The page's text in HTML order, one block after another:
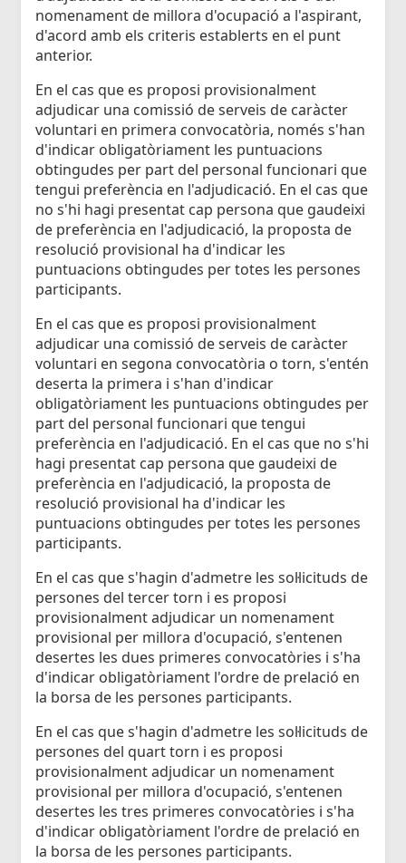
nomenament de millora d'ocupació a l'aspirant,
d'acord amb els criteris establerts en el punt
anterior.
En el cas que es proposi provisionalment
adjudicar una comissió de serveis de caràcter
voluntari en primera convocatòria, només s'han
d'indicar obligatòriament les puntuacions
obtingudes per part del personal funcionari que
tengui preferència en l'adjudicació. En el cas que
no s'hi hagi presentat cap persona que gaudeixi
de preferència en l'adjudicació, la proposta de
resolució provisional ha d'indicar les
puntuacions obtingudes per totes les persones
participants.
En el cas que es proposi provisionalment
adjudicar una comissió de serveis de caràcter
voluntari en segona convocatòria o torn, s'entén
deserta la primera i s'han d'indicar
obligatòriament les puntuacions obtingudes per
part del personal funcionari que tengui
preferència en l'adjudicació. En el cas que no s'hi
hagi presentat cap persona que gaudeixi de
preferència en l'adjudicació, la proposta de
resolució provisional ha d'indicar les
puntuacions obtingudes per totes les persones
participants.
En el cas que s'hagin d'admetre les sol·licituds de
persones del tercer torn i es proposi
provisionalment adjudicar un nomenament
provisional per millora d'ocupació, s'entenen
desertes les dues primeres convocatòries i s'ha
d'indicar obligatòriament l'ordre de prelació en
la borsa de les persones participants.
En el cas que s'hagin d'admetre les sol·licituds de
persones del quart torn i es proposi
provisionalment adjudicar un nomenament
provisional per millora d'ocupació, s'entenen
desertes les tres primeres convocatòries i s'ha
d'indicar obligatòriament l'ordre de prelació en
la borsa de les persones participants.